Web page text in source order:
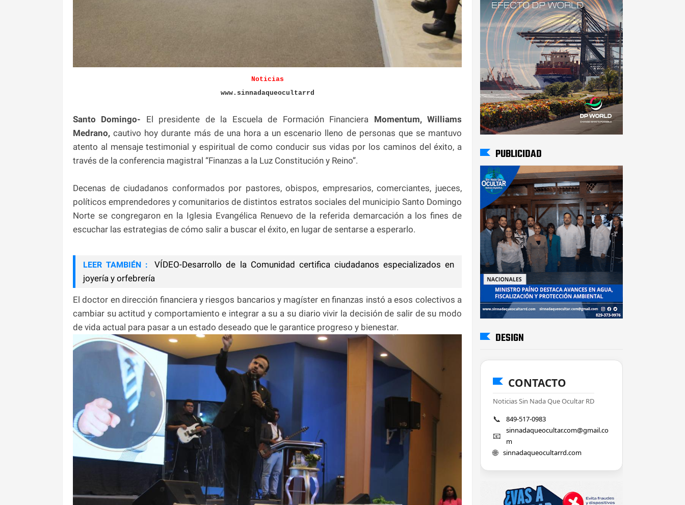
Noticias
www.sinnadaqueocultarrd
Santo Domingo- El presidente de la Escuela de Formación Financiera Momentum, Williams
Medrano, cautivo hoy durante más de una hora a un escenario lleno de personas que se mantuvo
atento al mensaje testimonial y espiritual de como conducir sus vidas por los caminos del éxito, a
través de la conferencia magistral “Finanzas a la Luz Constitución y Reino”.
Decenas de ciudadanos conformados por pastores, obispos, empresarios, comerciantes, jueces,
políticos emprendedores y comunitarios de distintos estratos sociales del municipio Santo Domingo
Norte se congregaron en la Iglesia Evangélica Renuevo de la referida demarcación a los fines de
escuchar las estrategias de cómo salir a buscar el éxito, en lugar de sentarse a esperarlo.
LEER TAMBIÉN :
VÍDEO-Desarrollo de la Comunidad certifica ciudadanos especializados en
joyería y orfebrería
El doctor en dirección financiera y riesgos bancarios y magíster en finanzas instó a esos colectivos a
cambiar su actitud y comportamiento e integrar a su a su diario vivir la decisión de salir de su modo
de vida actual para pasar a un estado deseado que le garantice progreso y bienestar.
PUBLICIDAD
DESIGN
CONTACTO
Noticias Sin Nada Que Ocultar RD
📞 849-517-0983
📧
sinnadaqueocultar.com@gmail.co
m
🌐 sinnadaqueocultarrd.com